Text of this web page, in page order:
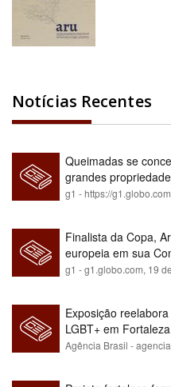
Notícias Recentes
Queimadas se
grandes
relatório
g1 - https://
Finalista da Copa,
europeia em sua
para maioria branca
g1 - g1.globo.com, 19
Exposição
LGBT+ em Fortaleza
Agência Brasil -